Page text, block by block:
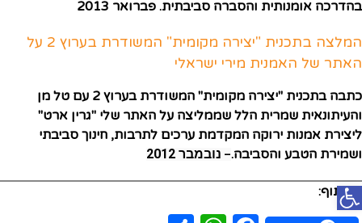
פתח סרגל נגישות
בהדרכה אומנותית והסברה סביבתית. פברואר 2013
המלצה בתכנית "יצירה מקומית" המשודרת בערוץ 2 על
האתר של האמנית מירי ישראלי
כתבה בתכנית "יצירה מקומית" המשודרת בערוץ 2 עם טל מן
והעיתונאית שמרית הלל שממליצה על האתר שלי "גרין ארט"
ליצירת אמנות ירוקה המקדמת ערכים לתרבות, חינוך סביבתי
ושמירת הטבע והסביבה.– נובמבר 2012
לשיתוף: